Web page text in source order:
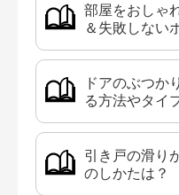
部屋をおしゃ
＆失敗しない
ドアのぶつ
る方法やタイ
引き戸の滑り
のしかたは？